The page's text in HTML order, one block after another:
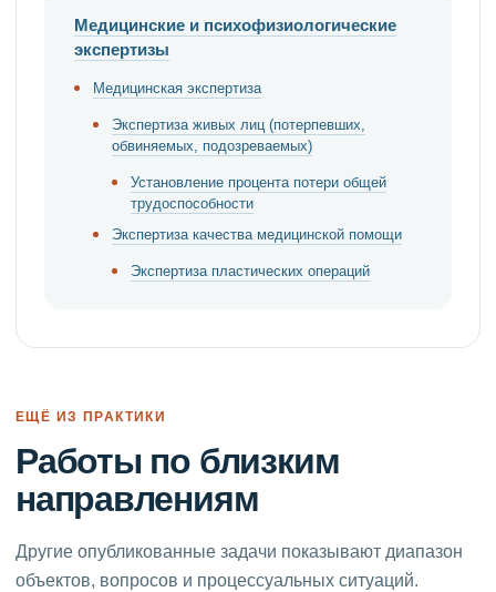
Медицинские и психофизиологические
экспертизы
Медицинская экспертиза
Экспертиза живых лиц (потерпевших,
обвиняемых, подозреваемых)
Установление процента потери общей
трудоспособности
Экспертиза качества медицинской помощи
Экспертиза пластических операций
ЕЩЁ ИЗ ПРАКТИКИ
Работы по близким
направлениям
Другие опубликованные задачи показывают диапазон
объектов, вопросов и процессуальных ситуаций.